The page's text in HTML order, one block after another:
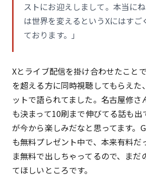
ストにお迎えしまして。本当に
は世界を変えるというXにはすご
ております。」
Xとライブ配信を掛け合わせたこと
を超える方に同時視聴してもらえた
ットで語られてました。名古屋修さ
も決まって10刷まで伸びてる話も出
が今から楽しみだなと思ってます。
も無料プレゼント中で、本来有料だ
ま無料で出しちゃってるので、まだ
てほしいところです。